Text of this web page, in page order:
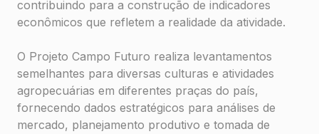
contribuindo para a construção de indicadores
econômicos que refletem a realidade da atividade.
O Projeto Campo Futuro realiza levantamentos
semelhantes para diversas culturas e atividades
agropecuárias em diferentes praças do país,
fornecendo dados estratégicos para análises de
mercado, planejamento produtivo e tomada de